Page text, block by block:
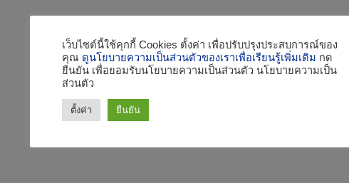
เว็บไซต์นี้ใช้คุกกี้ Cookies ตั้งค่า เพื่อปรับปรุงประสบการณ์ของ
คุณ ดูนโยบายความเป็นส่วนตัวของเราเพื่อเรียนรู้เพิ่มเติม กด
ยืนยัน เพื่อยอมรับนโยบายความเป็นส่วนตัว นโยบายความเป็น
ส่วนตัว
ตั้งค่า ยืนยัน